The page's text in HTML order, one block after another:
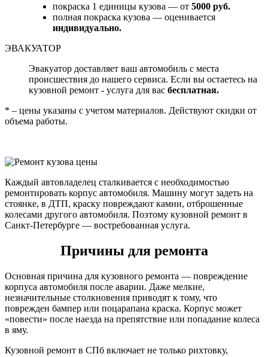
покраска 1 единицы кузова — от 5000 руб.
полная покраска кузова — оценивается
индивидуально.
ЭВАКУАТОР
Эвакуатор доставляет ваш автомобиль с места
происшествия до нашего сервиса. Если вы остаетесь на
кузовной ремонт - услуга для вас бесплатная.
* – цены указаны с учетом материалов. Действуют скидки от
объема работы.
Каждый автовладелец сталкивается с необходимостью
ремонтировать корпус автомобиля. Машину могут задеть на
стоянке, в ДТП, краску повреждают камни, отброшенные
колесами другого автомобиля. Поэтому кузовной ремонт в
Санкт-Петербурге — востребованная услуга.
Причины для ремонта
Основная причина для кузовного ремонта — повреждение
корпуса автомобиля после аварии. Даже мелкие,
незначительные столкновения приводят к тому, что
поврежден бампер или поцарапана краска. Корпус может
«повести» после наезда на препятствие или попадание колеса
в яму.
Кузовной ремонт в СПб включает не только рихтовку,